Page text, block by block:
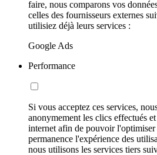
faire, nous comparons vos
celles des fournisseurs externes
utilisiez déjà leurs services :
Google Ads
Performance
Si vous acceptez ces services,
anonymement les clics effectués
internet afin de pouvoir l'optimiser
permanence l'expérience des
nous utilisons les services tiers